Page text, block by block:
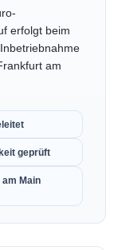
erfolgt beim
am
geprüft
Main